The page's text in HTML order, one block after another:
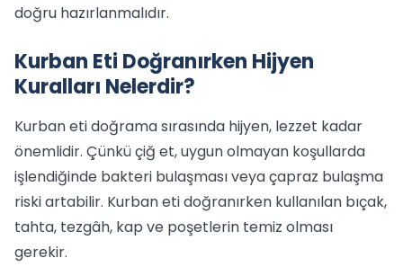
doğru hazırlanmalıdır.
Kurban Eti Doğranırken Hijyen
Kuralları Nelerdir?
Kurban eti doğrama sırasında hijyen, lezzet kadar
önemlidir. Çünkü çiğ et, uygun olmayan koşullarda
işlendiğinde bakteri bulaşması veya çapraz bulaşma
riski artabilir. Kurban eti doğranırken kullanılan bıçak,
tahta, tezgâh, kap ve poşetlerin temiz olması
gerekir.